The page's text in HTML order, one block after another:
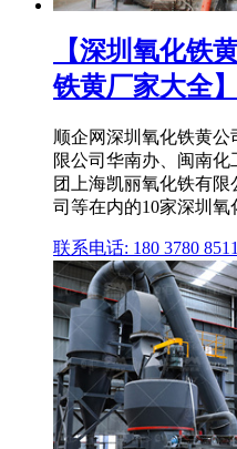
【深圳氧化铁
铁黄厂家大全
顺企网深圳氧化铁黄
限公司华南办、闽南
团上海凯丽氧化铁有
司等在内的10家深圳氧
联系电话: 180 3780 8511